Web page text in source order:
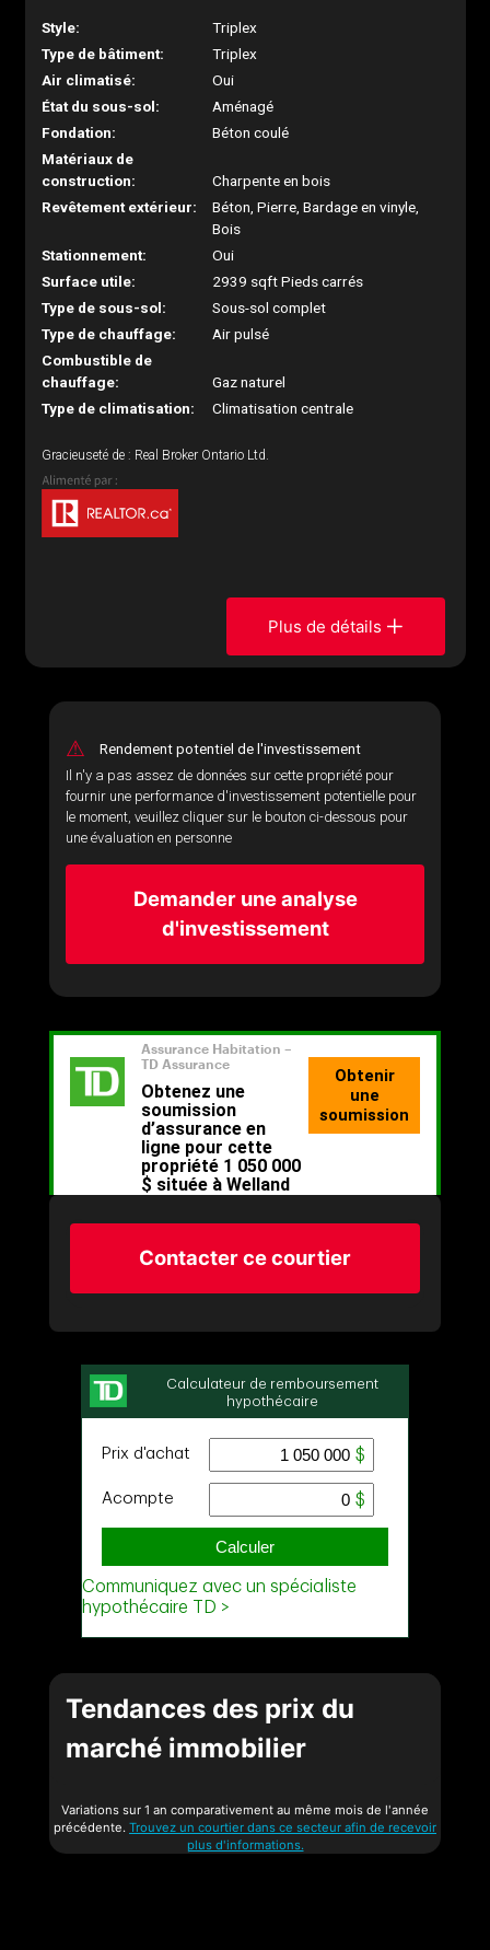
Style:
Triplex
Type de bâtiment:
Triplex
Air climatisé:
Oui
État du sous-sol:
Aménagé
Fondation:
Béton coulé
Matériaux de
construction:
Charpente en bois
Revêtement extérieur:
Béton, Pierre, Bardage en vinyle,
Bois
Stationnement:
Oui
Surface utile:
2939 sqft Pieds carrés
Type de sous-sol:
Sous-sol complet
Type de chauffage:
Air pulsé
Combustible de
chauffage:
Gaz naturel
Type de climatisation:
Climatisation centrale
Gracieuseté de : Real Broker Ontario Ltd.
Plus de détails
⚠
Rendement potentiel de l'investissement
Il n'y a pas assez de données sur cette propriété pour
fournir une performance d'investissement potentielle pour
le moment, veuillez cliquer sur le bouton ci-dessous pour
une évaluation en personne
Demander une analyse
d'investissement
Contacter ce courtier
Tendances des prix du
marché immobilier
Variations sur 1 an comparativement au même mois de l'année
précédente. Trouvez un courtier dans ce secteur afin de recevoir
plus d'informations.